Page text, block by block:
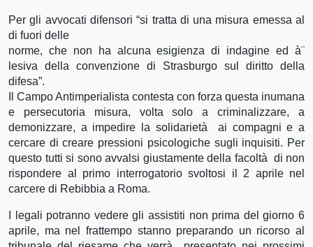
Per gli avvocati difensori “si tratta di una misura emessa al
di fuori delle
norme, che non ha alcuna esigienza di indagine ed à¨
lesiva della convenzione di Strasburgo sul diritto della
difesa”.
Il Campo Antimperialista contesta con forza questa inumana
e persecutoria misura, volta solo a criminalizzare, a
demonizzare, a impedire la solidarietà ai compagni e a
cercare di creare pressioni psicologiche sugli inquisiti. Per
questo tutti si sono avvalsi giustamente della facoltà di non
rispondere al primo interrogatorio svoltosi il 2 aprile nel
carcere di Rebibbia a Roma.
I legali potranno vedere gli assistiti non prima del giorno 6
aprile, ma nel frattempo stanno preparando un ricorso al